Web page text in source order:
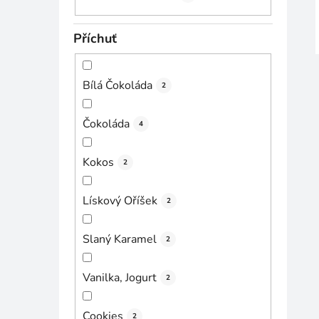
Příchuť
Bílá Čokoláda 2
Čokoláda 4
Kokos 2
Lískový Oříšek 2
Slaný Karamel 2
Vanilka, Jogurt 2
2